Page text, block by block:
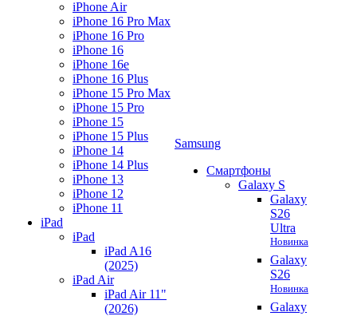
iPhone Air
iPhone 16 Pro Max
iPhone 16 Pro
iPhone 16
iPhone 16e
iPhone 16 Plus
iPhone 15 Pro Max
iPhone 15 Pro
iPhone 15
iPhone 15 Plus
iPhone 14
iPhone 14 Plus
iPhone 13
iPhone 12
iPhone 11
iPad
iPad
iPad A16
(2025)
iPad Air
iPad Air 11"
(2026)
Samsung
Смартфоны
Galaxy S
Galaxy
S26
Ultra
Новинка
Galaxy
S26
Новинка
Galaxy